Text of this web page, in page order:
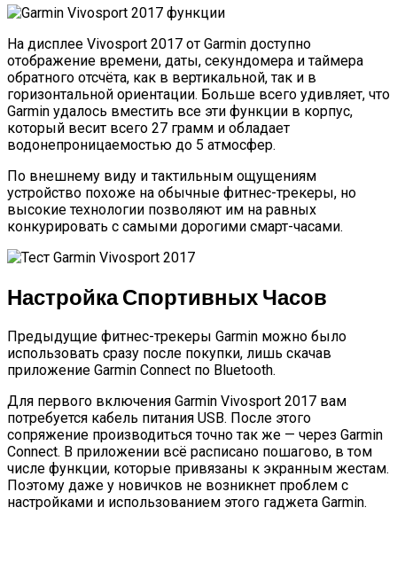
На дисплее Vivosport 2017 от Garmin доступно
отображение времени, даты, секундомера и таймера
обратного отсчёта, как в вертикальной, так и в
горизонтальной ориентации. Больше всего удивляет, что
Garmin удалось вместить все эти функции в корпус,
который весит всего 27 грамм и обладает
водонепроницаемостью до 5 атмосфер.
По внешнему виду и тактильным ощущениям
устройство похоже на обычные фитнес-трекеры, но
высокие технологии позволяют им на равных
конкурировать с самыми дорогими смарт-часами.
Настройка Спортивных Часов
Предыдущие фитнес-трекеры Garmin можно было
использовать сразу после покупки, лишь скачав
приложение Garmin Connect по Bluetooth.
Для первого включения Garmin Vivosport 2017 вам
потребуется кабель питания USB. После этого
сопряжение производиться точно так же — через Garmin
Connect. В приложении всё расписано пошагово, в том
числе функции, которые привязаны к экранным жестам.
Поэтому даже у новичков не возникнет проблем с
настройками и использованием этого гаджета Garmin.